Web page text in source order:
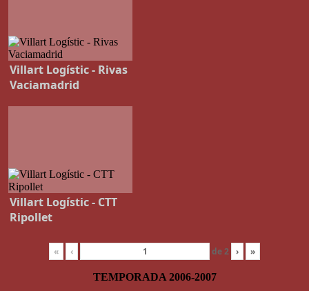
Villart Logístic - Rivas
Vaciamadrid
Villart Logístic - CTT
Ripollet
« ‹ de2 › »
TEMPORADA 2006-2007